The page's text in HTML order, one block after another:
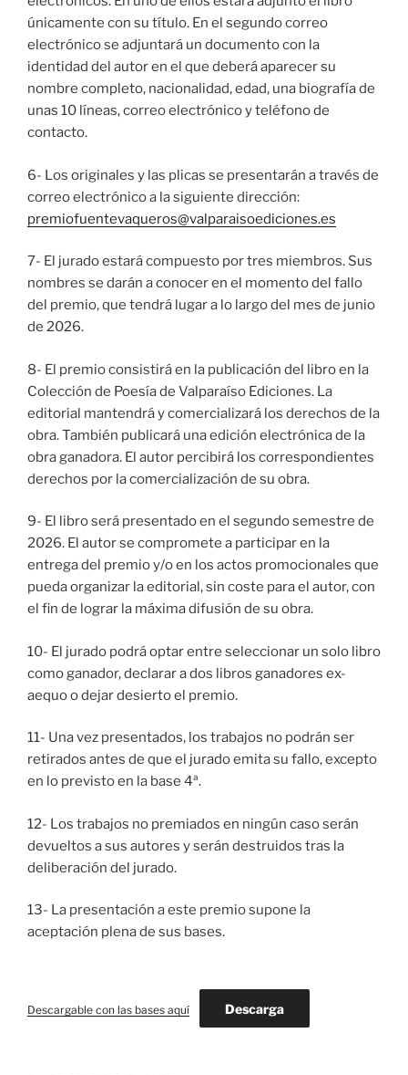
únicamente con su título. En el segundo correo
electrónico se adjuntará un documento con la
identidad del autor en el que deberá aparecer su
nombre completo, nacionalidad, edad, una biografía de
unas 10 líneas, correo electrónico y teléfono de
contacto.
6- Los originales y las plicas se presentarán a través de
correo electrónico a la siguiente dirección:
premiofuentevaqueros@valparaisoediciones.es
7- El jurado estará compuesto por tres miembros. Sus
nombres se darán a conocer en el momento del fallo
del premio, que tendrá lugar a lo largo del mes de junio
de 2026.
8- El premio consistirá en la publicación del libro en la
Colección de Poesía de Valparaíso Ediciones. La
editorial mantendrá y comercializará los derechos de la
obra. También publicará una edición electrónica de la
obra ganadora. El autor percibirá los correspondientes
derechos por la comercialización de su obra.
9- El libro será presentado en el segundo semestre de
2026. El autor se compromete a participar en la
entrega del premio y/o en los actos promocionales que
pueda organizar la editorial, sin coste para el autor, con
el fin de lograr la máxima difusión de su obra.
10- El jurado podrá optar entre seleccionar un solo libro
como ganador, declarar a dos libros ganadores ex-
aequo o dejar desierto el premio.
11- Una vez presentados, los trabajos no podrán ser
retirados antes de que el jurado emita su fallo, excepto
en lo previsto en la base 4ª.
12- Los trabajos no premiados en ningún caso serán
devueltos a sus autores y serán destruidos tras la
deliberación del jurado.
13- La presentación a este premio supone la
aceptación plena de sus bases.
Descargable con las bases aquí Descarga